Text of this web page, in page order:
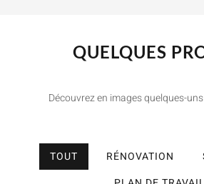
QUELQUES
Découvrez en images quelques-
TOUT RÉNOVATION